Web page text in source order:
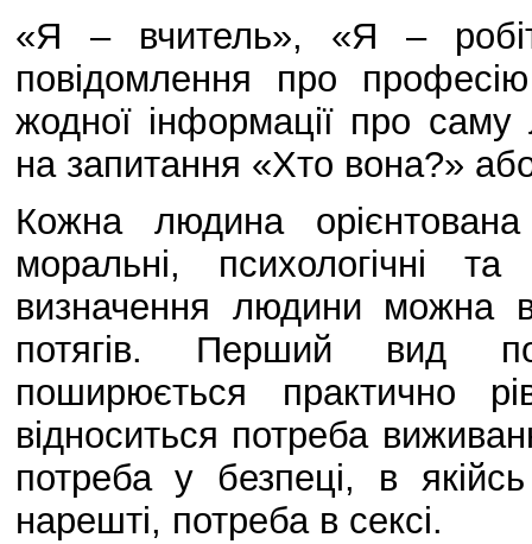
«Я – вчитель», «Я –
повідомлення про
жодної інформації про
на запитання «Хто вона?»
Кожна людина
моральні, психологічні
визначення людини можна
потягів. Перший вид
поширюється практично
відноситься потреба
потреба у безпеці, в
нарешті, потреба в сексі.